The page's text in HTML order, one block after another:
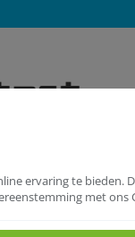
ervaring te bieden.
met ons